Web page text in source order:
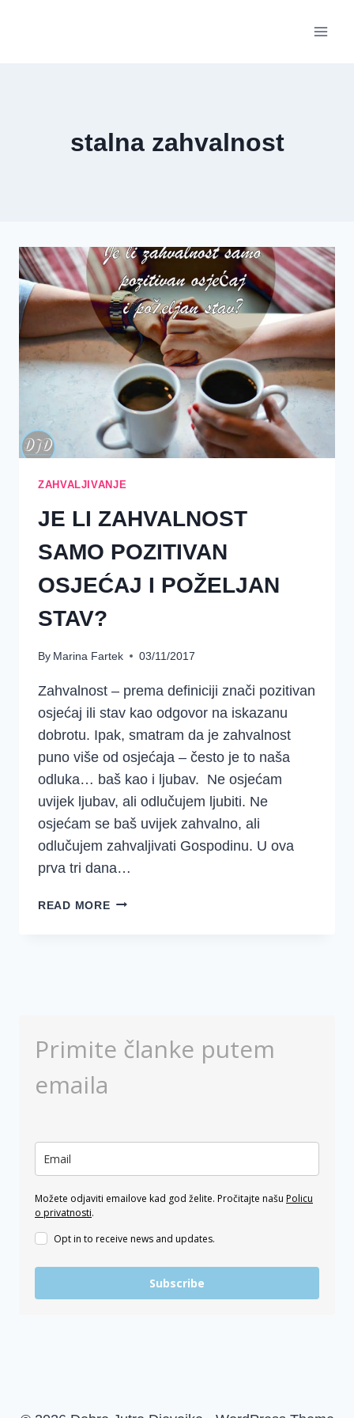
stalna zahvalnost
ZAHVALJIVANJE
JE LI ZAHVALNOST
SAMO POZITIVAN
OSJEĆAJ I POŽELJAN
STAV?
By Marina Fartek 03/11/2017
Zahvalnost – prema definiciji znači pozitivan
osjećaj ili stav kao odgovor na iskazanu
dobrotu. Ipak, smatram da je zahvalnost
puno više od osjećaja – često je to naša
odluka… baš kao i ljubav. Ne osjećam
uvijek ljubav, ali odlučujem ljubiti. Ne
osjećam se baš uvijek zahvalno, ali
odlučujem zahvaljivati Gospodinu. U ova
prva tri dana…
READ MOREJE
STAV?
Primite članke putem
emaila
Možete odjaviti emailove kad god želite. Pročitajte našu Policu
o privatnosti.
Opt in to receive news and updates.
Subscribe